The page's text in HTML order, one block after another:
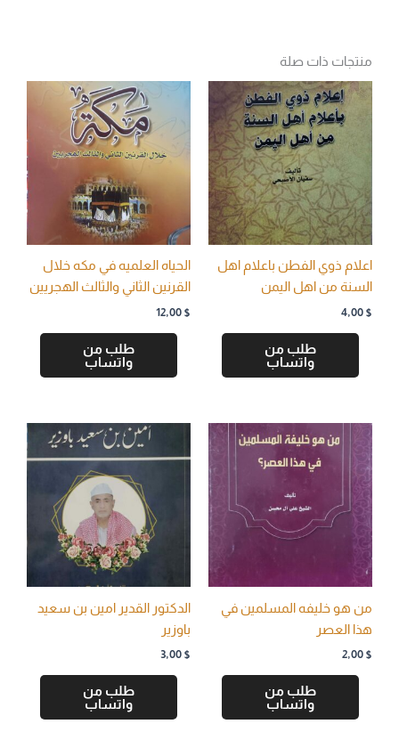
منتجات ذات صلة
اعلام ذوي الفطن باعلام اهل
السنة من اهل اليمن
4,00 $
طلب من
واتساب
الحياه العلميه في مكه خلال
القرنين الثاني والثالث الهجريين
12,00 $
طلب من
واتساب
من هو خليفه المسلمين في
هذا العصر
2,00 $
طلب من
واتساب
الدكتور القدير امین بن سعید
باوزیر
3,00 $
طلب من
واتساب